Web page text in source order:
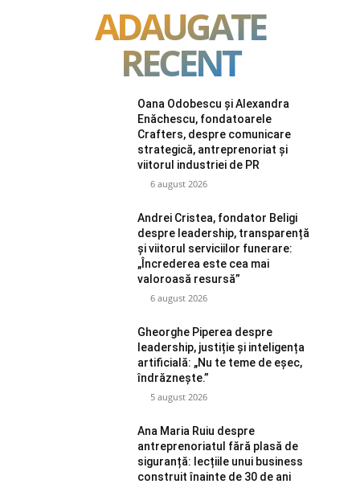
ADAUGATE
RECENT
Oana Odobescu și Alexandra
Enăchescu, fondatoarele
Crafters, despre comunicare
strategică, antreprenoriat și
viitorul industriei de PR
6 august 2026
Andrei Cristea, fondator Beligi
despre leadership, transparență
și viitorul serviciilor funerare:
„Încrederea este cea mai
valoroasă resursă”
6 august 2026
Gheorghe Piperea despre
leadership, justiție și inteligența
artificială: „Nu te teme de eșec,
îndrăznește.”
5 august 2026
Ana Maria Ruiu despre
antreprenoriatul fără plasă de
siguranță: lecțiile unui business
construit înainte de 30 de ani